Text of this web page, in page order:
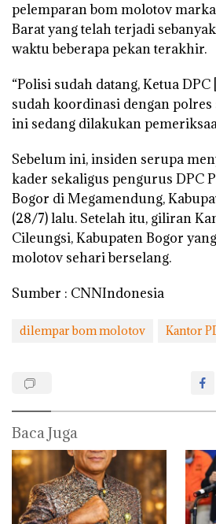
pelemparan bom molotov
Barat yang telah terjadi
waktu beberapa pekan terakhir.
“Polisi sudah datang, Ketua DPC
sudah koordinasi dengan polres
ini sedang dilakukan
Sebelum ini, insiden serupa
kader sekaligus pengurus DPC
Bogor di Megamendung,
(28/7) lalu. Setelah itu, giliran
Cileungsi, Kabupaten Bogor
molotov sehari berselang.
Sumber : CNNIndonesia
dilempar bom molotov Kantor
Baca Juga